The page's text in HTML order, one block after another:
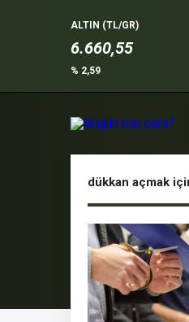
ALTIN (TL/GR)
6.660,55
% 2,59
dükkan açmak